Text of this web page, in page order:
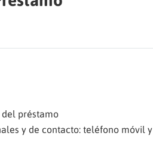
préstamo
y de contacto: teléfono móvil y